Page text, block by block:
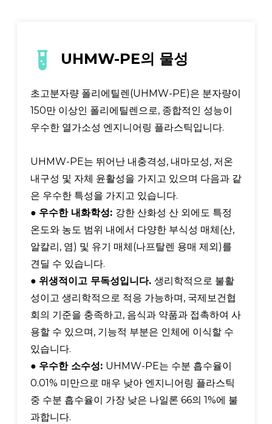
UHMW-PE의 물성
초고분자량 폴리에틸렌(UHMW-PE)은 분자량이
150만 이상인 폴리에틸렌으로, 종합적인 성능이
우수한 열가소성 엔지니어링 플라스틱입니다.
UHMW-PE는 뛰어난 내충격성, 내마모성, 저온
내구성 및 자체 윤활성을 가지고 있으며 다음과 같
은 우수한 특성을 가지고 있습니다.
● 우수한 내화학성: 강한 산화성 산 외에도 특정
온도와 농도 범위 내에서 다양한 부식성 매체(산,
알칼리, 염) 및 유기 매체(나프탈렌 용매 제외)를
견딜 수 있습니다.
● 위생적이고 무독성입니다. 생리학적으로 불활
성이고 생리학적으로 적응 가능하며, 국제보건협
회의 기준을 충족하고, 음식과 약품과 접촉하여 사
용할 수 있으며, 기능적 부분은 인체에 이식할 수
있습니다.
● 우수한 소수성: UHMW-PE는 수분 흡수율이
0.01% 미만으로 매우 낮아 엔지니어링 플라스틱
중 수분 흡수율이 가장 낮은 나일론 66의 1%에 불
과합니다.